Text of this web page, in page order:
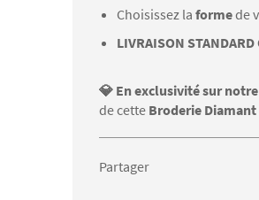
Choisissez la formede
LIVRAISON STANDARD
💎 En exclusivité sur
de cette Broderie Diamant
Partager